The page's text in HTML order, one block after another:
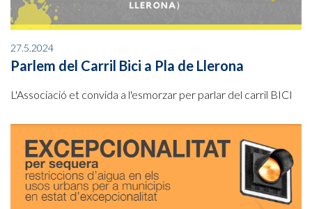
27.5.2024
Parlem del Carril Bici a Pla de Llerona
L'Associació et convida a l'esmorzar per parlar del carril BICI